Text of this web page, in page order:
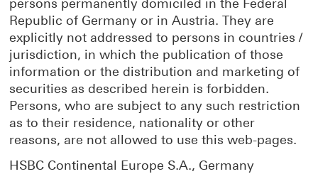
persons permanently domiciled in the Federal
Republic of Germany or in Austria. They are
explicitly not addressed to persons in countries /
jurisdiction, in which the publication of those
information or the distribution and marketing of
securities as described herein is forbidden.
Persons, who are subject to any such restriction
as to their residence, nationality or other
reasons, are not allowed to use this web-pages.
HSBC Continental Europe S.A., Germany